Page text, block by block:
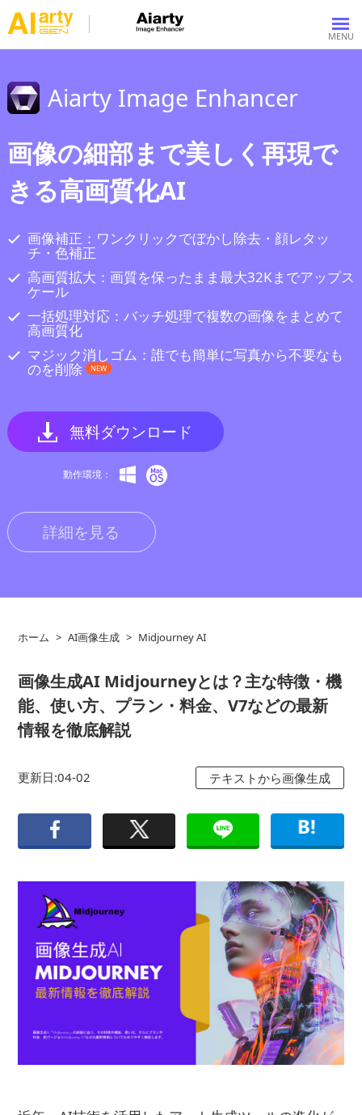
Aiarty Image Enhancer
画像の細部まで美しく再現で
きる高画質化AI
画像補正：ワンクリックでぼかし除去・顔レタッ
チ・色補正
高画質拡大：画質を保ったまま最大32Kまでアップス
ケール
一括処理対応：バッチ処理で複数の画像をまとめて
高画質化
マジック消しゴム：誰でも簡単に写真から不要なも
のを削除 NEW
無料ダウンロード
動作環境：
詳細を見る
ホーム > AI画像生成 > Midjourney AI
画像生成AI Midjourneyとは？主な特徴・機
能、使い方、プラン・料金、V7などの最新
情報を徹底解説
更新日:04-02 テキストから画像生成